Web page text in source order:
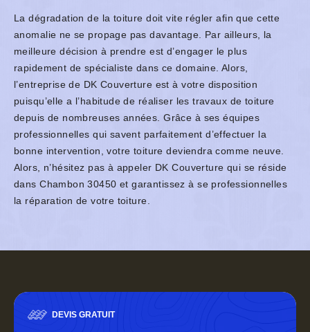
La dégradation de la toiture doit vite régler afin que cette
anomalie ne se propage pas davantage. Par ailleurs, la
meilleure décision à prendre est d’engager le plus
rapidement de spécialiste dans ce domaine. Alors,
l’entreprise de DK Couverture est à votre disposition
puisqu’elle a l’habitude de réaliser les travaux de toiture
depuis de nombreuses années. Grâce à ses équipes
professionnelles qui savent parfaitement d’effectuer la
bonne intervention, votre toiture deviendra comme neuve.
Alors, n’hésitez pas à appeler DK Couverture qui se réside
dans Chambon 30450 et garantissez à se professionnelles
la réparation de votre toiture.
DEVIS GRATUIT